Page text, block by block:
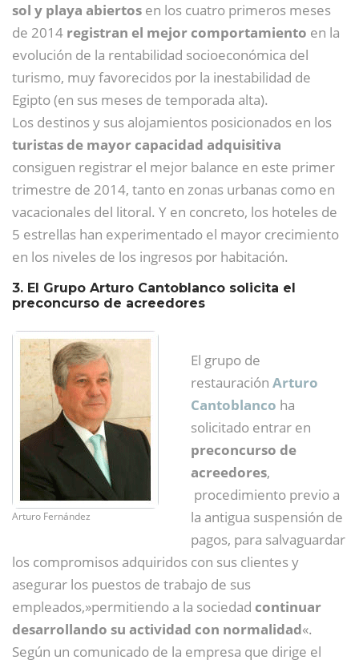
sol y playa abiertos en los cuatro primeros meses
de 2014 registran el mejor comportamiento en la
evolución de la rentabilidad socioeconómica del
turismo, muy favorecidos por la inestabilidad de
Egipto (en sus meses de temporada alta).
Los destinos y sus alojamientos posicionados en los
turistas de mayor capacidad adquisitiva
consiguen registrar el mejor balance en este primer
trimestre de 2014, tanto en zonas urbanas como en
vacacionales del litoral. Y en concreto, los hoteles de
5 estrellas han experimentado el mayor crecimiento
en los niveles de los ingresos por habitación.
3. El Grupo Arturo Cantoblanco solicita el
preconcurso de acreedores
Arturo Fernández
El grupo de
restauración Arturo
Cantoblanco ha
solicitado entrar en
preconcurso de
acreedores,
procedimiento previo a
la antigua suspensión de
pagos, para salvaguardar
los compromisos adquiridos con sus clientes y
asegurar los puestos de trabajo de sus
empleados,»permitiendo a la sociedad continuar
desarrollando su actividad con normalidad«.
Según un comunicado de la empresa que dirige el